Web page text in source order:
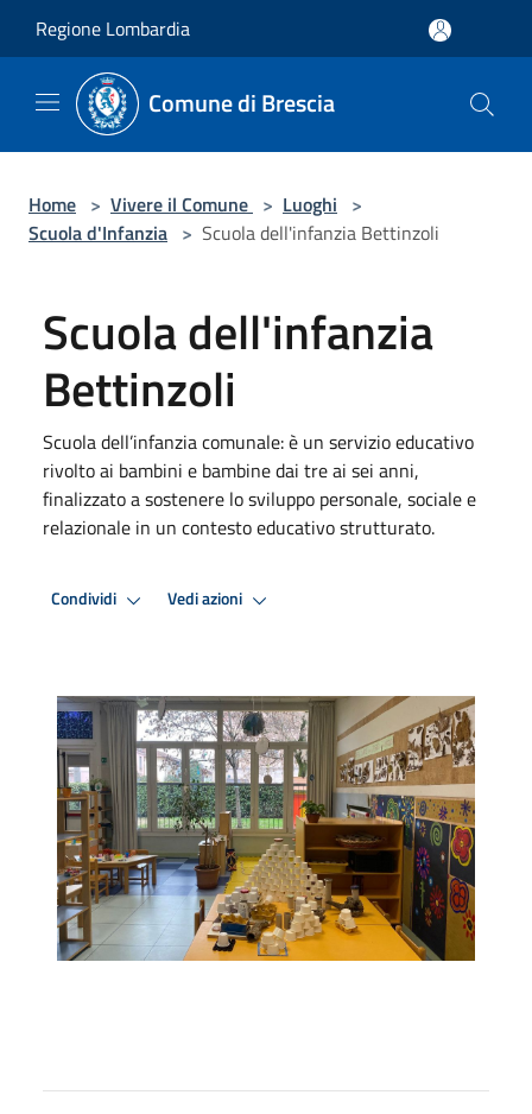
Regione Lombardia
Comune di Brescia
Home > Vivere il Comune > Luoghi >
Scuola d'Infanzia > Scuola dell'infanzia Bettinzoli
Scuola dell'infanzia
Bettinzoli
Scuola dell’infanzia comunale: è un servizio educativo
rivolto ai bambini e bambine dai tre ai sei anni,
finalizzato a sostenere lo sviluppo personale, sociale e
relazionale in un contesto educativo strutturato.
Condividi Vedi azioni